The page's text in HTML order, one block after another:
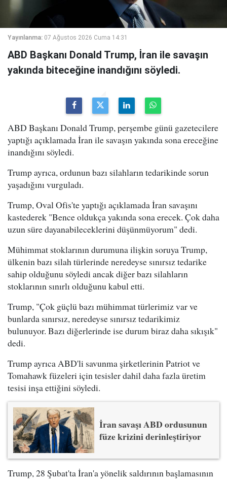
Yayınlanma: 07 Ağustos 2026 Cuma 14:31
ABD Başkanı Donald Trump, İran ile savaşın
yakında biteceğine inandığını söyledi.
ABD Başkanı Donald Trump, perşembe günü gazetecilere
yaptığı açıklamada İran ile savaşın yakında sona ereceğine
inandığını söyledi.
Trump ayrıca, ordunun bazı silahların tedarikinde sorun
yaşadığını vurguladı.
Trump, Oval Ofis'te yaptığı açıklamada İran savaşını
kastederek "Bence oldukça yakında sona erecek. Çok daha
uzun süre dayanabileceklerini düşünmüyorum" dedi.
Mühimmat stoklarının durumuna ilişkin soruya Trump,
ülkenin bazı silah türlerinde neredeyse sınırsız tedarike
sahip olduğunu söyledi ancak diğer bazı silahların
stoklarının sınırlı olduğunu kabul etti.
Trump, "Çok güçlü bazı mühimmat türlerimiz var ve
bunlarda sınırsız, neredeyse sınırsız tedarikimiz
bulunuyor. Bazı diğerlerinde ise durum biraz daha sıkışık"
dedi.
Trump ayrıca ABD'li savunma şirketlerinin Patriot ve
Tomahawk füzeleri için tesisler dahil daha fazla üretim
tesisi inşa ettiğini söyledi.
İran savaşı ABD ordusunun
füze krizini derinleştiriyor
Trump, 28 Şubat'ta İran'a yönelik saldırının başlamasının